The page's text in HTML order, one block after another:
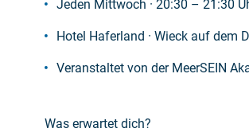
Jeden Mittwoch · 20:30 – 21:30
Hotel Haferland · Wieck auf dem
Veranstaltet von der MeerSEIN
Was erwartet dich?